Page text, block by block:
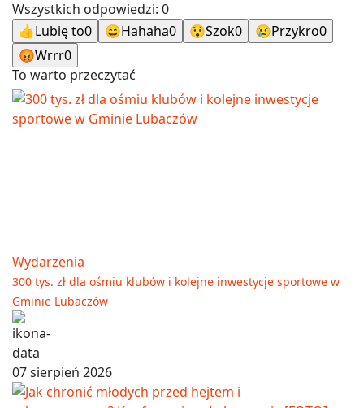
Wszystkich odpowiedzi: 0
👍Lubię to0 😄Hahaha0 😯Szok0 😢Przykro0
😡Wrrr0
To warto przeczytać
Wydarzenia
300 tys. zł dla ośmiu klubów i kolejne inwestycje sportowe w
Gminie Lubaczów
07 sierpień 2026